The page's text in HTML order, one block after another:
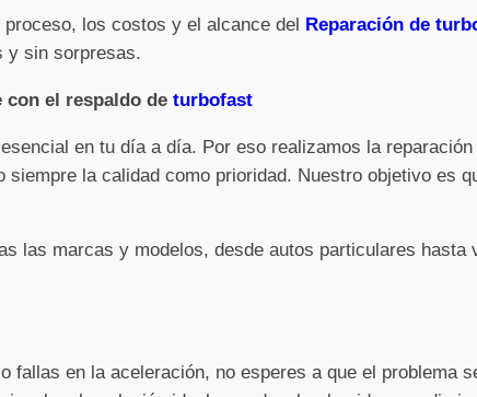
los costos y el alcance del Reparación de
y sin sorpresas.
el respaldo de turbofast
en tu día a día. Por eso realizamos la
siempre la calidad como prioridad. Nuestro objetivo es
las marcas y modelos, desde autos particulares hasta
fallas en la aceleración, no esperes a que el problema